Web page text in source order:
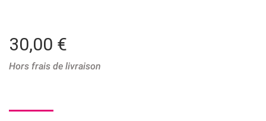
30,00 €
Hors frais de livraison